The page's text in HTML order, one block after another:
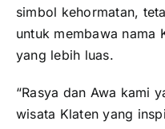
simbol kehormatan,
untuk membawa nama
yang lebih luas.
“Rasya dan Awa kami
wisata Klaten yang